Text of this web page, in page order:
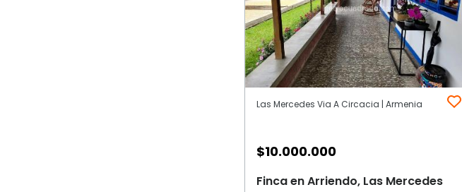
Las Mercedes Via A Circacia | Armenia
$10.000.000
Finca en Arriendo, Las Mercedes